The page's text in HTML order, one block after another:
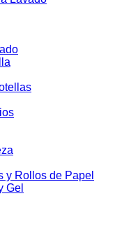
y Rollos de Papel
Gel